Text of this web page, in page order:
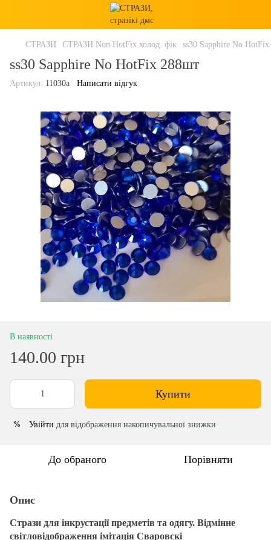
СТРАЗИ СТРАЗИ Non HotFix холод. фік ss30 Sapphire No
ss30 Sapphire No HotFix 288шт
Артикул: 11030a Написати відгук
В наявності
140.00 грн
Купити
% Увійти для відображення накопичувальної знижки
До обраного Порівняти
Опис
Стрази для інкрустації предметів та одягу. Відмінне
світловідображення імітація Сваровскі